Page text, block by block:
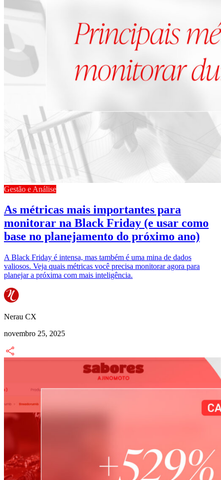
Gestão e Análise
As métricas mais importantes para
monitorar na Black Friday (e usar como
base no planejamento do próximo ano)
A Black Friday é intensa, mas também é uma mina de dados
valiosos. Veja quais métricas você precisa monitorar agora para
planejar a próxima com mais inteligência.
Nerau CX
novembro 25, 2025